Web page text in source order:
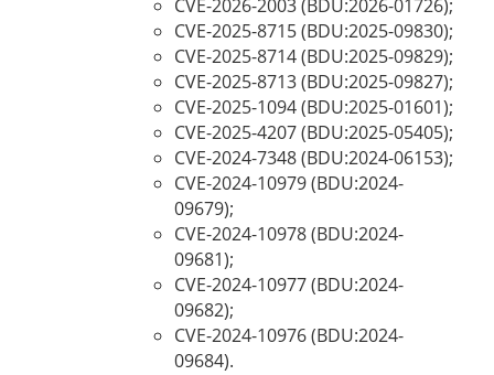
CVE-2026-2003 (BDU:2026-01726);
CVE-2025-8715 (BDU:2025-09830);
CVE-2025-8714 (BDU:2025-09829);
CVE-2025-8713 (BDU:2025-09827);
CVE-2025-1094 (BDU:2025-01601);
CVE-2025-4207 (BDU:2025-05405);
CVE-2024-7348 (BDU:2024-06153);
CVE-2024-10979 (BDU:2024-
09679);
CVE-2024-10978 (BDU:2024-
09681);
CVE-2024-10977 (BDU:2024-
09682);
CVE-2024-10976 (BDU:2024-
09684).